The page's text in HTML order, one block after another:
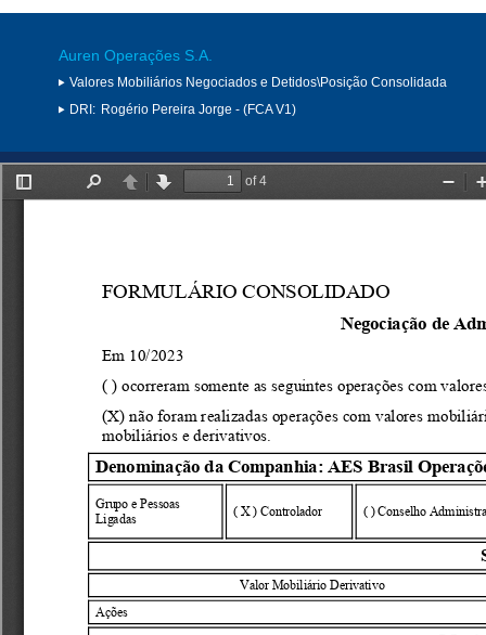
Auren Operações S.A.
Valores Mobiliários Negociados e Detidos\Posição Consolidada
DRI: Rogério Pereira Jorge - (FCA V1)